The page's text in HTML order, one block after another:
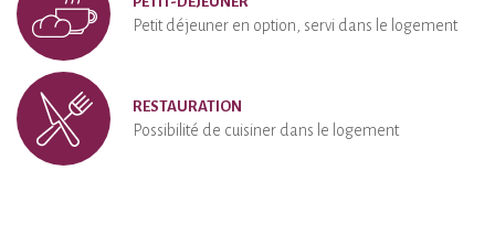
Petit déjeuner en option, servi dans le logement
RESTAURATION
Possibilité de cuisiner dans le logement